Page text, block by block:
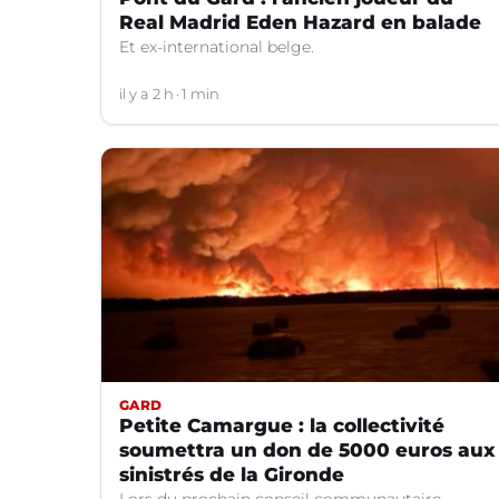
Real Madrid Eden Hazard en balade
Et ex-international belge.
il y a 2 h 1 min
GARD
Petite Camargue : la collectivité
soumettra un don de 5000 euros aux
sinistrés de la Gironde